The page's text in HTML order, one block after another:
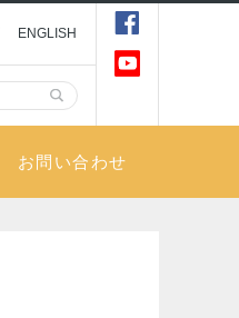
ENGLISH
お問い合わせ